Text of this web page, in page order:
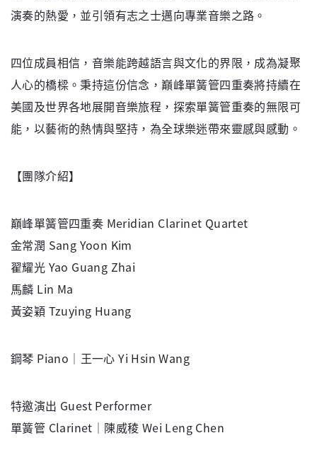
演奏的熱愛，並引領有志之士邁向專業音樂之路。
四位成員相信，音樂能跨越語言與文化的界限，成為凝聚
人心的橋樑。秉持這份信念，巔峰單簧管四重奏將持續在
美國及世界各地展開音樂旅程，探索單簧管重奏的無限可
能，以藝術的熱情與堅持，為全球樂迷帶來靈感與感動。
【團隊介紹】
巔峰單簧管四重奏 Meridian Clarinet Quartet
金常潤 Sang Yoon Kim
翟耀光 Yao Guang Zhai
⾺麟 Lin Ma
⿈姿穎 Tzuying Huang
鋼琴 Piano｜王一心 Yi Hsin Wang
特邀演出 Guest Performer
單簧管 Clarinet｜陳威稜 Wei Leng Chen